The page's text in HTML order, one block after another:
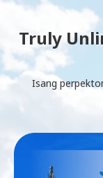
Truly
Isang